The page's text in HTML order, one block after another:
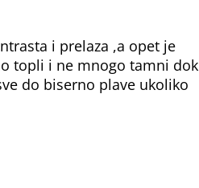
i prelaza ,a opet je
topli i ne mnogo tamni dok
do biserno plave ukoliko